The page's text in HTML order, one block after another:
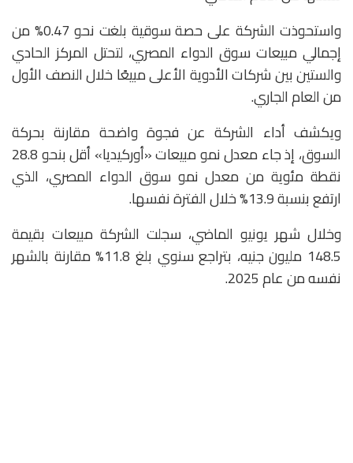
واستحوذت الشركة على حصة سوقية بلغت نحو 0.47% من
إجمالي مبيعات سوق الدواء المصري، لتحتل المركز الحادي
والستين بين شركات الأدوية الأعلى مبيعًا خلال النصف الأول
من العام الجاري.
ويكشف أداء الشركة عن فجوة واضحة مقارنة بحركة
السوق، إذ جاء معدل نمو مبيعات «أوركيديا» أقل بنحو 28.8
نقطة مئوية من معدل نمو سوق الدواء المصري، الذي
ارتفع بنسبة 13.9% خلال الفترة نفسها.
وخلال شهر يونيو الماضي، سجلت الشركة مبيعات بقيمة
148.5 مليون جنيه، بتراجع سنوي بلغ 11.8% مقارنة بالشهر
نفسه من عام 2025.